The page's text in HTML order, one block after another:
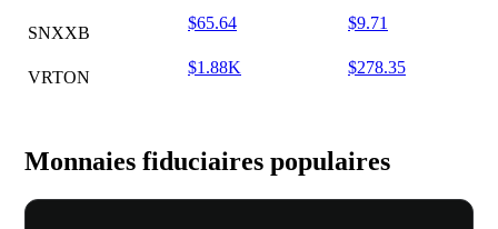
SNXXB
$65.64 $9.71
VRTON
$1.88K $278.35
Monnaies fiduciaires populaires